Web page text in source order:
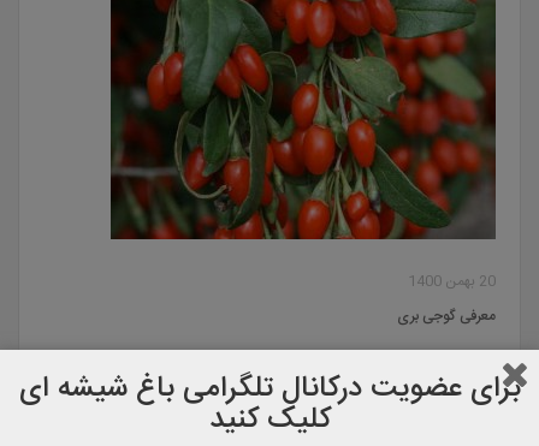
20 بهمن 1400
معرفی گوجی بری
برای عضویت دركانال تلگرامی باغ شیشه ای
کلیک کنید